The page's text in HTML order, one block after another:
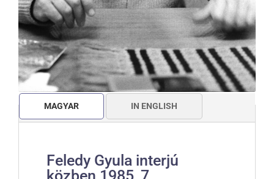
MAGYAR IN ENGLISH
Feledy Gyula interjú